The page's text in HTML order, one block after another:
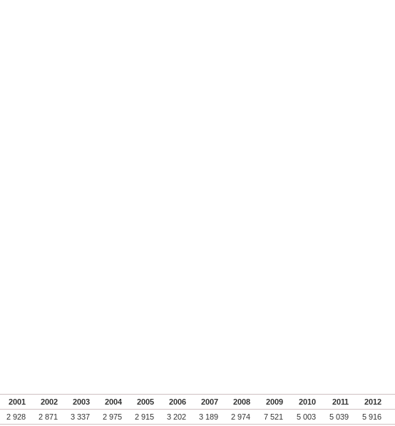
2001 2002 2003 2004 2005 2006 2007 2008 2009 2010 2011 2012
2 928 2 871 3 337 2 975 2 915 3 202 3 189 2 974 7 521 5 003 5 039 5 916